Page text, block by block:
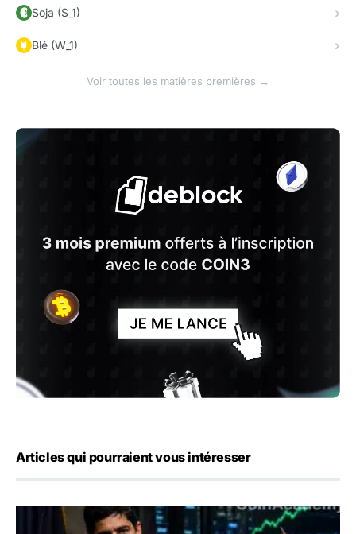
Soja (S_1)
Blé (W_1)
Voir toutes les matières premières →
Articles qui pourraient vous intéresser
Emploi américain : 23 000 postes détruits en juillet, les